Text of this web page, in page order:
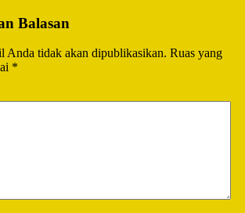
Balasan
Anda tidak akan dipublikasikan. Ruas yang
*